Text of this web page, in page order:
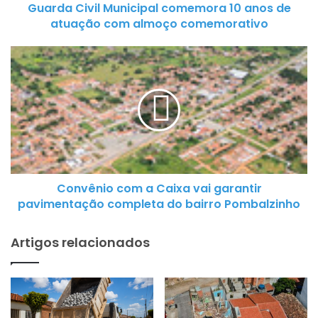
l
M
u
n
i
c
i
p
m
e
o
Guarda Civil Municipal comemora 10 anos de
atuação com almoço comemorativo
C
o
n
v
ê
n
i
o
a
C
a
i
x
Convênio com a Caixa vai garantir
pavimentação completa do bairro Pombalzinho
Artigos relacionados